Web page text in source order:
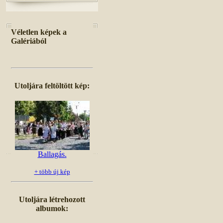
Véletlen képek a
Galériából
Utoljára feltöltött kép:
Ballagás.
+ több új kép
Utoljára létrehozott
albumok: